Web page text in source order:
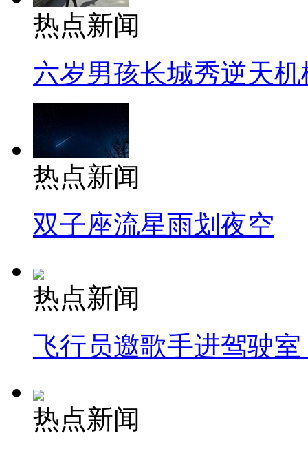
热点新闻
六岁男孩长城秀逆天机
热点新闻
双子座流星雨划夜空
热点新闻
飞行员邀歌手进驾驶
热点新闻